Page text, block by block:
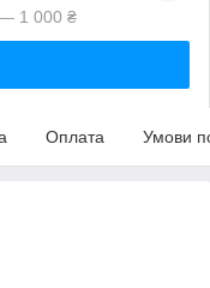
— 1 000 ₴
Оплата Умови